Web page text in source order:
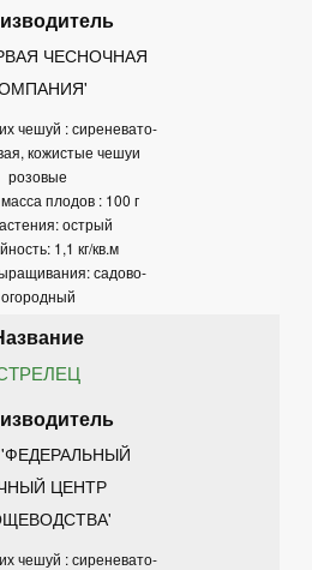
ЧЕСНОЧНАЯ
чешуй : сиреневато-
кожистые чешуи
розовые
плодов : 100 г
острый
1,1 кг/кв.м
садово-
огородный
ЦЕНТР
чешуй : сиреневато-